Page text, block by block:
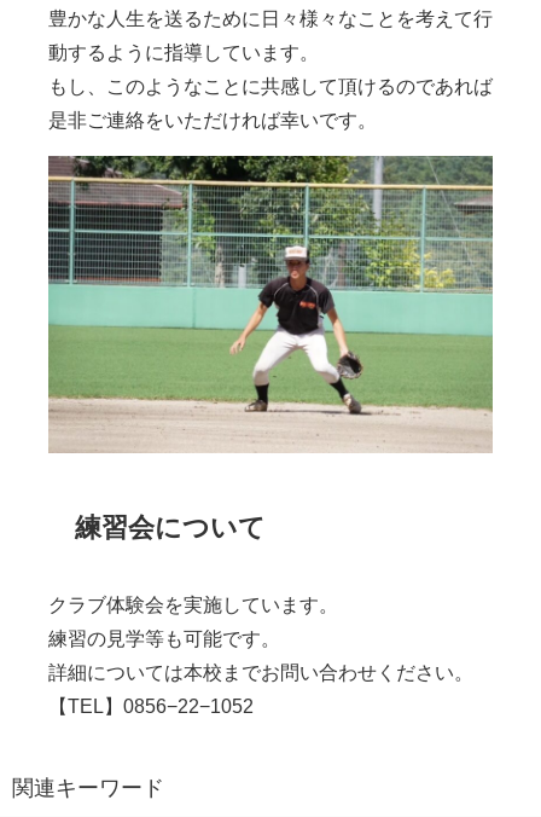
豊かな人生を送るために日々様々なことを考えて行
動するように指導しています。
もし、このようなことに共感して頂けるのであれば
是非ご連絡をいただければ幸いです。
練習会について
クラブ体験会を実施しています。
練習の見学等も可能です。
詳細については本校までお問い合わせください。
【TEL】0856−22−1052
関連キーワード